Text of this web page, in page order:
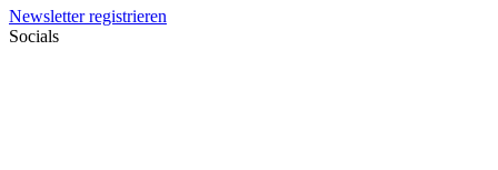
Newsletter registrieren
Socials